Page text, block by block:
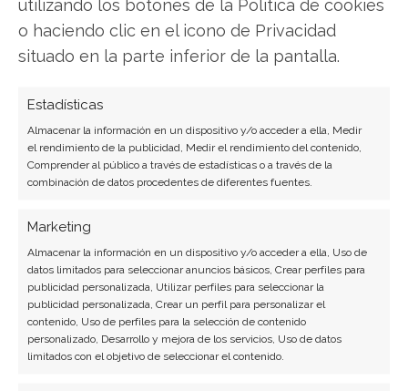
utilizando los botones de la Política de cookies
o haciendo clic en el icono de Privacidad
situado en la parte inferior de la pantalla.
Estadísticas
Almacenar la información en un dispositivo y/o acceder a ella, Medir
el rendimiento de la publicidad, Medir el rendimiento del contenido,
Comprender al público a través de estadísticas o a través de la
combinación de datos procedentes de diferentes fuentes.
Marketing
Almacenar la información en un dispositivo y/o acceder a ella, Uso de
datos limitados para seleccionar anuncios básicos, Crear perfiles para
publicidad personalizada, Utilizar perfiles para seleccionar la
publicidad personalizada, Crear un perfil para personalizar el
contenido, Uso de perfiles para la selección de contenido
personalizado, Desarrollo y mejora de los servicios, Uso de datos
limitados con el objetivo de seleccionar el contenido.
Javier Martínez González
Ingeniero de software convertido en escritor
tecnológico. Analiza las últimas tendencias en
Ver todos los artículos →